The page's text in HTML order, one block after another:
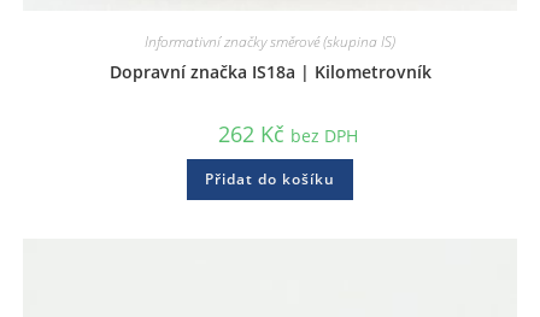
Informativní značky směrové (skupina IS)
Dopravní značka IS18a | Kilometrovník
262 Kč bez DPH
Přidat do košíku